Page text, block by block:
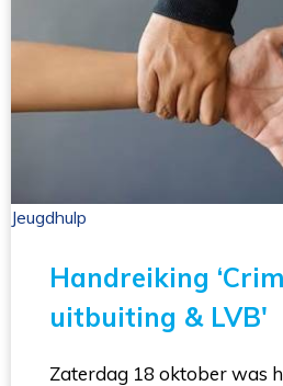
Jeugdhulp
Handreiking
uitbuiting & LVB'
Zaterdag 18 oktober was